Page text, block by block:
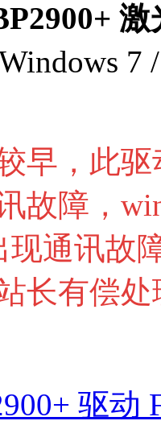
7
早，此
故障，
现通讯故
长有偿处
驱动